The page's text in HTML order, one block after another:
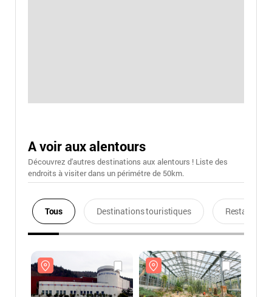
A voir aux alentours
Découvrez d'autres destinations aux alentours ! Liste des
endroits à visiter dans un périmétre de 50km.
Tous Destinations touristiques Restaurants